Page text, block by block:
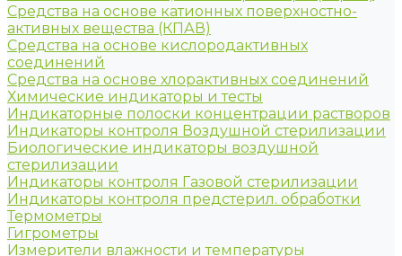
Средства на основе катионных поверхностно-
активных вещества (КПАВ)
Средства на основе кислородактивных
соединений
Средства на основе хлорактивных соединений
Химические индикаторы и тесты
Индикаторные полоски концентрации растворов
Индикаторы контроля Воздушной стерилизации
Биологические индикаторы воздушной
стерилизации
Индикаторы контроля Газовой стерилизации
Индикаторы контроля предстерил. обработки
Термометры
Гигрометры
Измерители влажности и температуры